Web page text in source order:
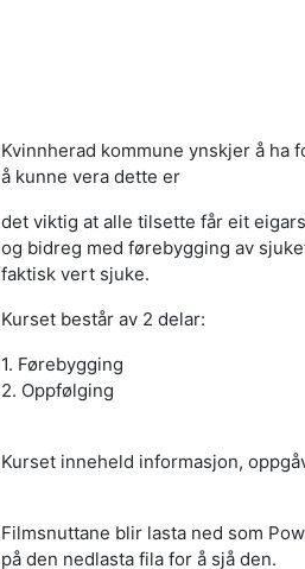
Kvinnherad kommune ynskjer å ha
å kunne vera dette er
det viktig at alle tilsette får eit
og bidreg med førebygging av
faktisk vert sjuke.
Kurset består av 2 delar:
1. Førebygging
2. Oppfølging
Kurset inneheld
Filmsnuttane blir lasta ned som
på den nedlasta fila